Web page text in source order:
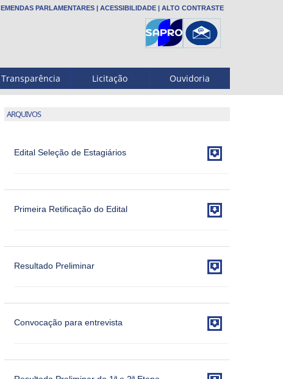
EMENDAS PARLAMENTARES | ACESSIBILIDADE | ALTO CONTRASTE
Transparência Licitação Ouvidoria
ARQUIVOS
Edital Seleção de Estagiários 
Primeira Retificação do Edital 
Resultado Preliminar 
Convocação para entrevista 